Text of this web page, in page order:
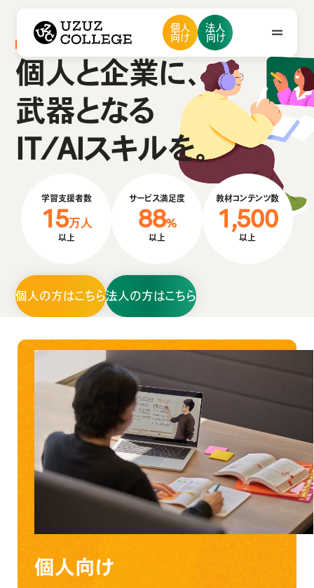
ウズウズカレッジ UZUZ COLLEGE
個人
向け
法人
向け
ウズカレについて
会社概要
メンバー紹介
ウズカレについて
会社概要
私たちの想い・強み
採用情報
ニュース
お問い合わせ
IT分野の学習／キャリアサポート
個人と企業に、
武器となる
IT/AIスキルを。
学習支援者数
15万人
以上
サービス満足度
88%
以上
教材コンテンツ数
1,500
以上
個人の方はこちら法人の方はこちら
個人向け